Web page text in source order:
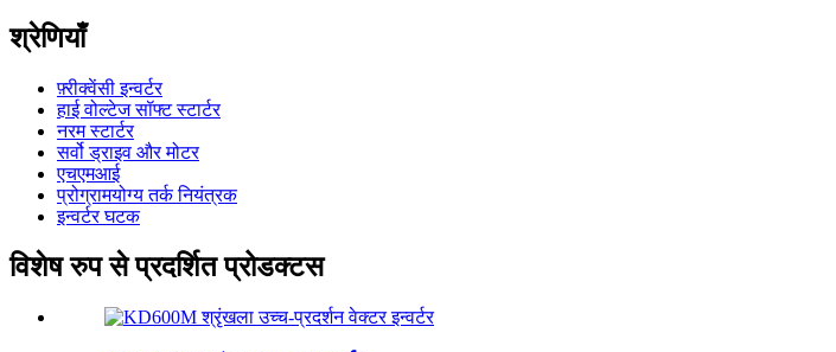
श्रेणियाँ
फ़्रीक्वेंसी इन्वर्टर
हाई वोल्टेज सॉफ्ट स्टार्टर
नरम स्टार्टर
सर्वो ड्राइव और मोटर
एचएमआई
प्रोग्रामयोग्य तर्क नियंत्रक
इन्वर्टर घटक
विशेष रुप से प्रदर्शित प्रोडक्टस